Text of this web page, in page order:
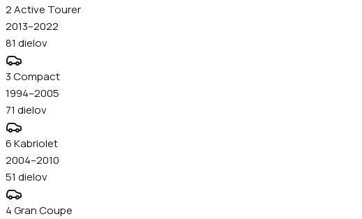
2 Active Tourer
2013–2022
81 dielov
3 Compact
1994–2005
71 dielov
6 Kabriolet
2004–2010
51 dielov
4 Gran Coupe